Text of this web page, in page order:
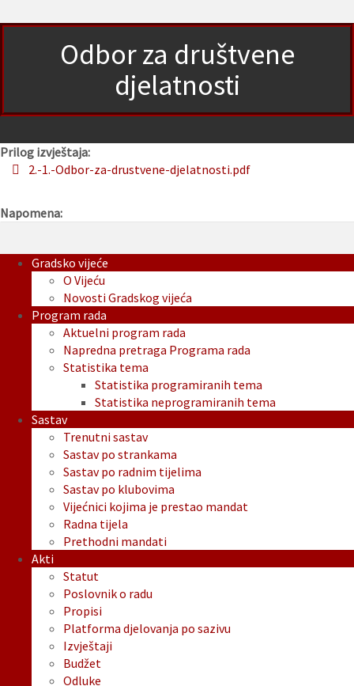
Odbor za društvene
djelatnosti
Prilog izvještaja:
2.-1.-Odbor-za-drustvene-djelatnosti.pdf
Napomena:
Gradsko vijeće
O Vijeću
Novosti Gradskog vijeća
Program rada
Aktuelni program rada
Napredna pretraga Programa rada
Statistika tema
Statistika programiranih tema
Statistika neprogramiranih tema
Sastav
Trenutni sastav
Sastav po strankama
Sastav po radnim tijelima
Sastav po klubovima
Vijećnici kojima je prestao mandat
Radna tijela
Prethodni mandati
Akti
Statut
Poslovnik o radu
Propisi
Platforma djelovanja po sazivu
Izvještaji
Budžet
Odluke